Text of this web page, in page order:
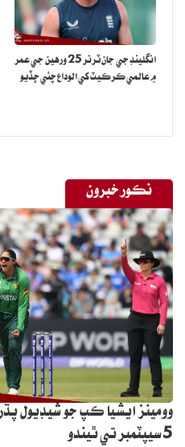
انگلينڊ جي جان ٽرنر 25 ورهين جي عمر
۾ عالمي ڪرڪيٽ کي الوداع چئي ڇڏيو
نڪور خبرون
وومينز ايشيا ڪپ جو شيڊيول
5 سيپٽمبر تي ٿيندو